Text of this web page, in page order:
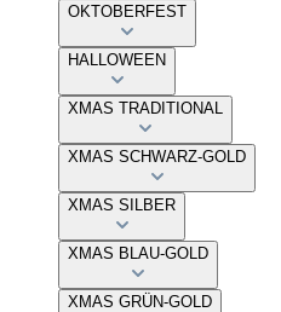
OKTOBERFEST
HALLOWEEN
XMAS TRADITIONAL
XMAS SCHWARZ-GOLD
XMAS SILBER
XMAS BLAU-GOLD
XMAS GRÜN-GOLD